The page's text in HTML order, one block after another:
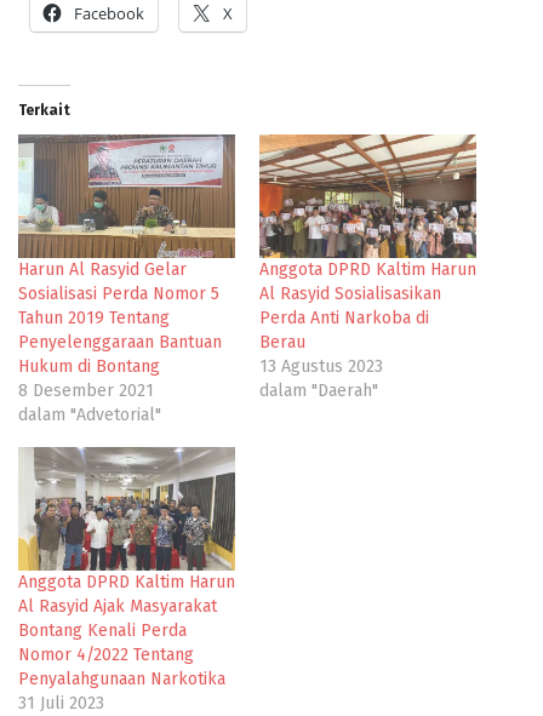
Facebook X
Terkait
Harun Al Rasyid Gelar
Sosialisasi Perda Nomor 5
Tahun 2019 Tentang
Penyelenggaraan Bantuan
Hukum di Bontang
8 Desember 2021
dalam "Advetorial"
Anggota DPRD Kaltim Harun
Al Rasyid Sosialisasikan
Perda Anti Narkoba di
Berau
13 Agustus 2023
dalam "Daerah"
Anggota DPRD Kaltim Harun
Al Rasyid Ajak Masyarakat
Bontang Kenali Perda
Nomor 4/2022 Tentang
Penyalahgunaan Narkotika
31 Juli 2023